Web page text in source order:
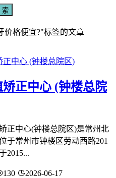
索
价格便宜?"标签的文章
正中心 (钟楼总院
正中心(钟楼总院区)是常州北
于常州市钟楼区劳动西路201
2015...
130 2026-06-17